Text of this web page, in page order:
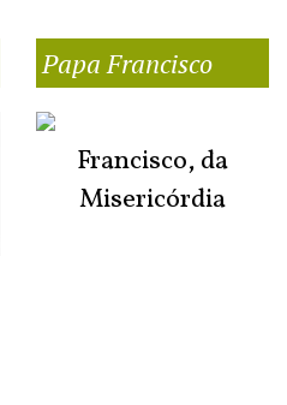
Papa Francisco
Francisco, da
Misericórdia